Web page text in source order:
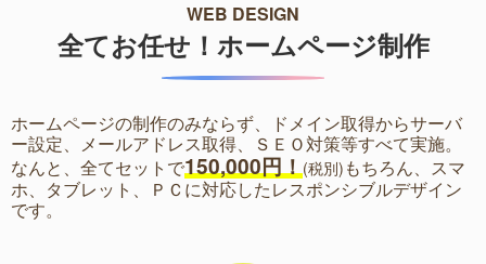
WEB DESIGN
全てお任せ！ホームページ制作
ホームページの制作のみならず、ドメイン取得からサーバ
ー設定、メールアドレス取得、ＳＥＯ対策等すべて実施。
なんと、全てセットで150,000円！(税別) もちろん、スマ
ホ、タブレット、ＰＣに対応したレスポンシブルデザイン
です。